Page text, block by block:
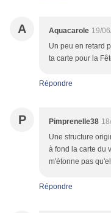
A Aquacarole 19/
Un peu en retard
ta carte pour la
Répondre
P Pimprenelle38
Une structure
à fond la carte du
m'étonne pas
Répondre